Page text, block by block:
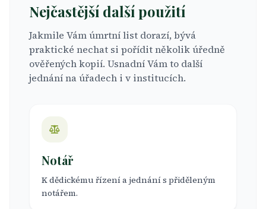
Nejčastější další použití
Jakmile Vám úmrtní list dorazí, bývá
praktické nechat si pořídit několik úředně
ověřených kopií. Usnadní Vám to další
jednání na úřadech i v institucích.
Notář
K dědickému řízení a jednání s přiděleným
notářem.